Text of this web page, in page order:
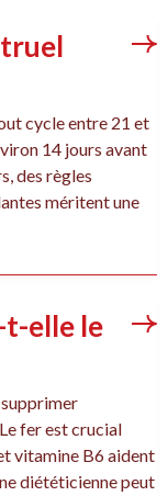
cycle entre 21 et
14 jours avant
des règles
méritent une
t-elle le
fer est crucial
vitamine B6 aident
diététicienne peut